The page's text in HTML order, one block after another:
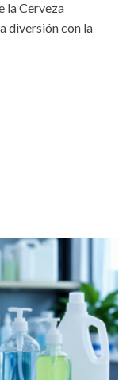
la Cerveza
diversión con la